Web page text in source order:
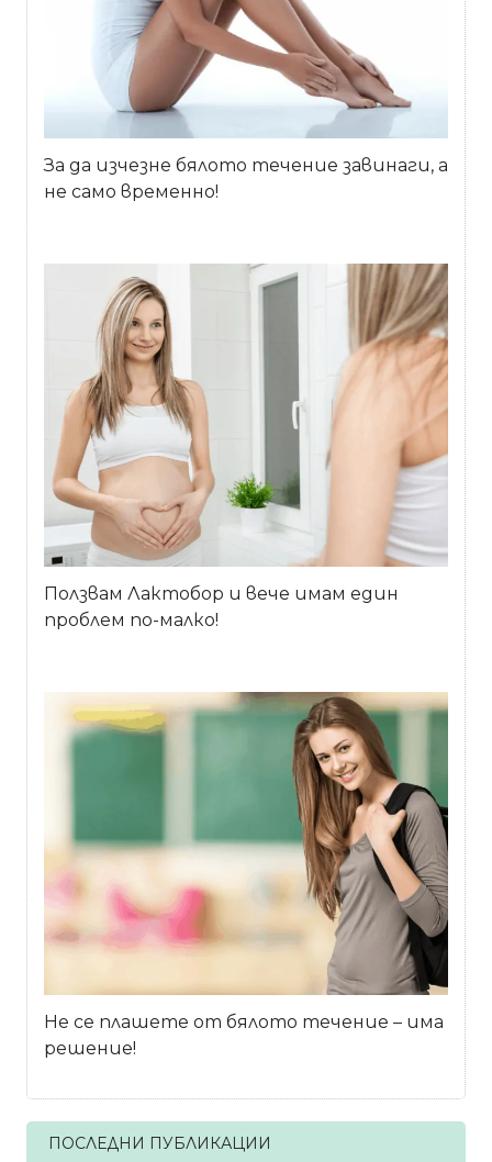
За да изчезне бялото течение завинаги, а
не само временно!
Ползвам Лактобор и вече имам един
проблем по-малко!
Не се плашете от бялото течение – има
решение!
ПОСЛЕДНИ ПУБЛИКАЦИИ